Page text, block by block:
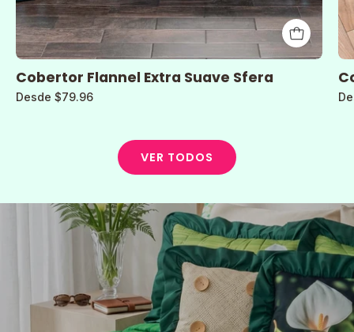
Cobertor Flannel Extra Suave Sfera
Desde $79.96
VER TODOS